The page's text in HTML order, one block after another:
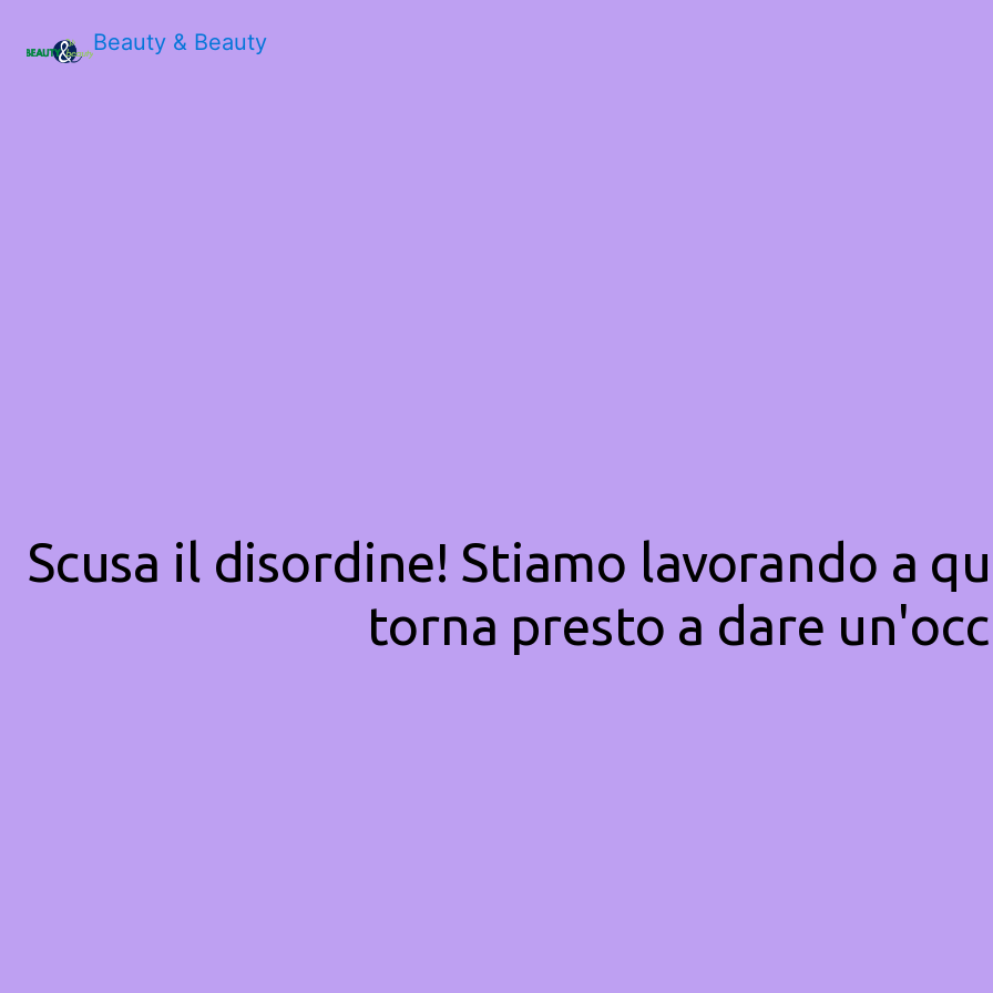
Beauty & Beauty
Scusa il disordine! Stiamo lavorando a
torna presto a dare